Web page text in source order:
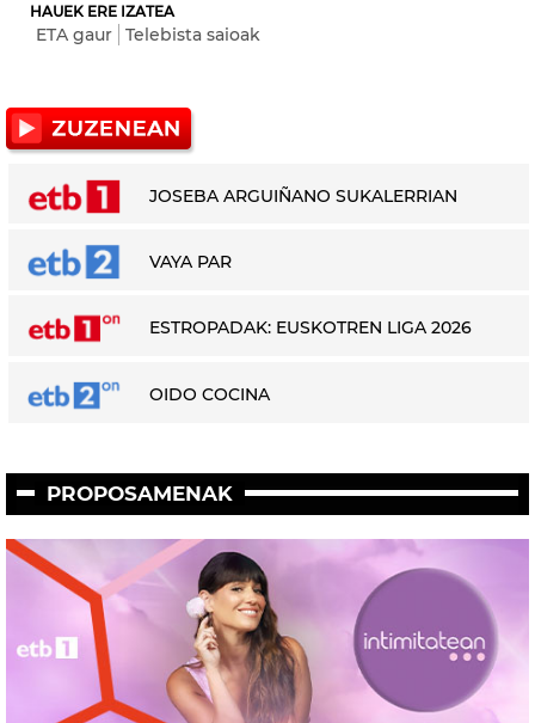
HAUEK ERE IZATEA
ETA gaur Telebista saioak
JOSEBA ARGUIÑANO SUKALERRIAN
VAYA PAR
ESTROPADAK: EUSKOTREN LIGA 2026
OIDO COCINA
PROPOSAMENAK